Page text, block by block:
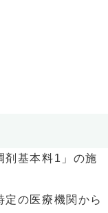
剤基本料1」の施
の医療機関から